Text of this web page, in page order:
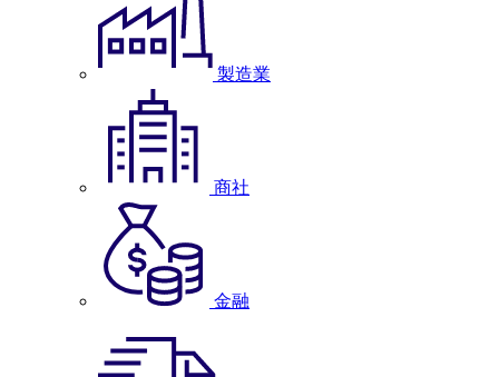
製造業
商社
金融